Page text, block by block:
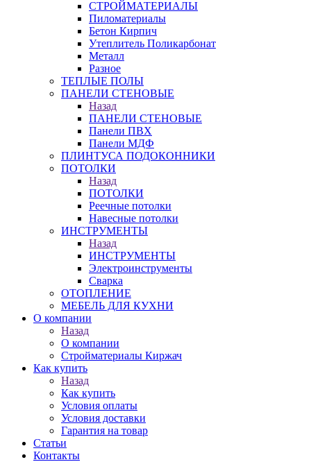
СТРОЙМАТЕРИАЛЫ
Пиломатериалы
Бетон Кирпич
Утеплитель Поликарбонат
Металл
Разное
ТЕПЛЫЕ ПОЛЫ
ПАНЕЛИ СТЕНОВЫЕ
Назад
ПАНЕЛИ СТЕНОВЫЕ
Панели ПВХ
Панели МДФ
ПЛИНТУСА ПОДОКОННИКИ
ПОТОЛКИ
Назад
ПОТОЛКИ
Реечные потолки
Навесные потолки
ИНСТРУМЕНТЫ
Назад
ИНСТРУМЕНТЫ
Электроинструменты
Сварка
ОТОПЛЕНИЕ
МЕБЕЛЬ ДЛЯ КУХНИ
О компании
Назад
О компании
Стройматериалы Киржач
Как купить
Назад
Как купить
Условия оплаты
Условия доставки
Гарантия на товар
Статьи
Контакты